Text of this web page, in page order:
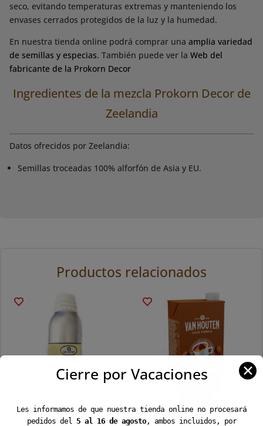
seco, evitando temperaturas extremas y manteniendo los
envases cerrados protegidos de la luz y la humedad.
En nuestra tienda online podrá comprar unaamplia variedad
de semillas y especias. También puede ver laWeb del
fabricante de la Prokorn Decor
Ingredientes de la mezcla Prokorn Decor de
Zeelandia
Datos ofrecidos por Zeelandia:
Semillas troceadas 100% alforfón de Asia y EU.
Productos relacionados
Aromas en 1Kg Chocolate a la Taza Van
Cierre por Vacaciones ✕
Les informamos de que nuestra tienda online no procesará
pedidos del 5 al 16 de agosto, ambos incluidos, por